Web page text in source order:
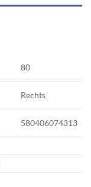
80
Rechts
580406074313